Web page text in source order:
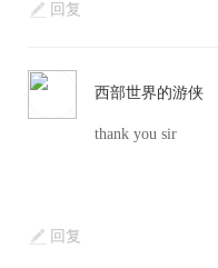
回复
西部世界的游侠
thank you sir
回复